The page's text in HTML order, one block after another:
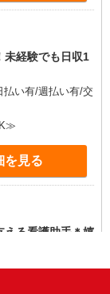
未経験でも日収1
い有/週払い有/交
を見る
える看護助手＊嬉
い有/週払い有/交